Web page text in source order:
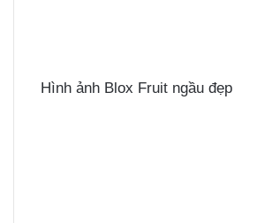
Hình ảnh Blox Fruit ngầu đẹp